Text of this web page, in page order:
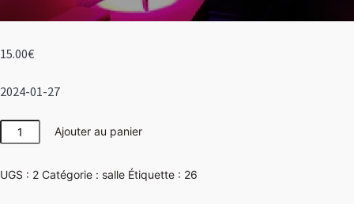
15.00€
2024-01-27
quantité
de
Ajouter au panier
UGS : 2 Catégorie : salle Étiquette : 26